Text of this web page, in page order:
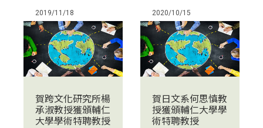
2019/11/18
賀跨文化研究所楊
承淑教授獲頒輔仁
大學學術特聘教授
2020/10/15
賀日文系何思慎教
授獲頒輔仁大學學
術特聘教授